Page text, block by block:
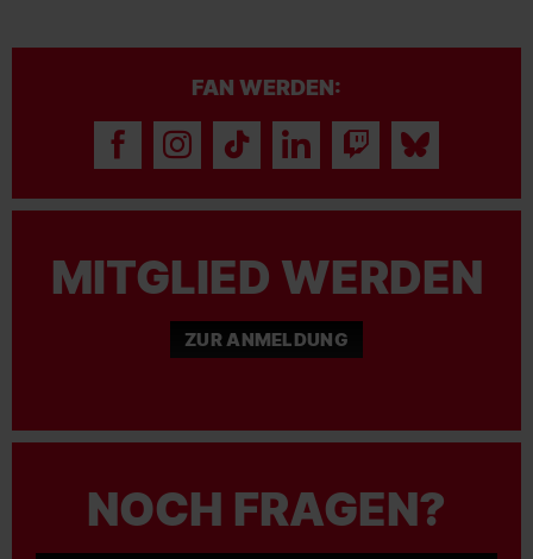
FAN WERDEN:
MITGLIED WERDEN
ZUR ANMELDUNG
NOCH FRAGEN?